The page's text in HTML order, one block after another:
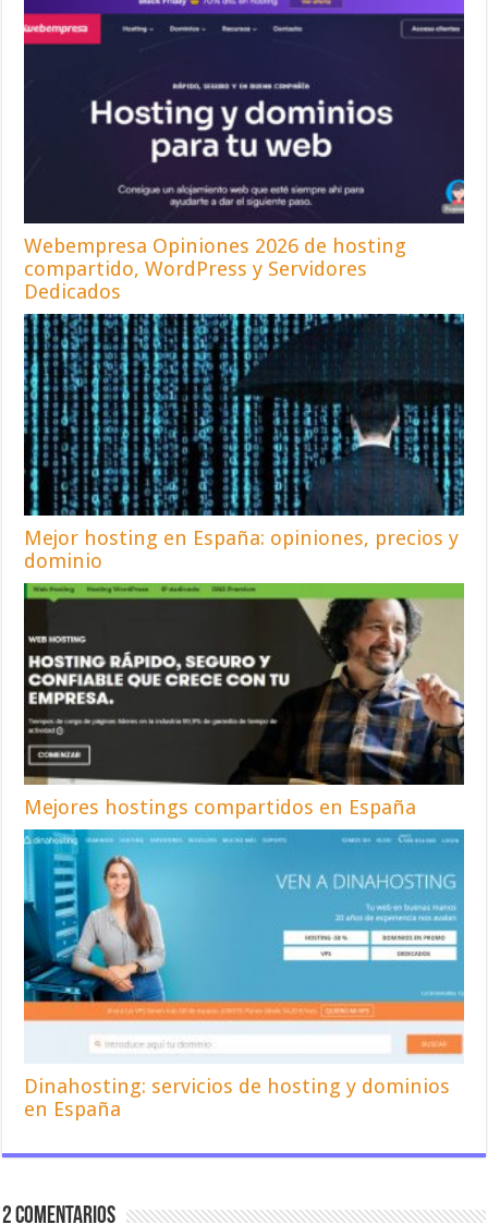
Webempresa Opiniones 2026 de hosting
compartido, WordPress y Servidores
Dedicados
Mejor hosting en España: opiniones, precios y
dominio
Mejores hostings compartidos en España
Dinahosting: servicios de hosting y dominios
en España
2 comentarios